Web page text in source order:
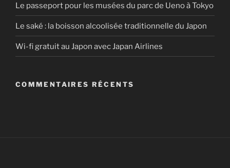
Le passeport pour les musées du parc de Ueno à Tokyo
Le saké : la boisson alcoolisée traditionnelle du Japon
Wi-fi gratuit au Japon avec Japan Airlines
COMMENTAIRES RÉCENTS